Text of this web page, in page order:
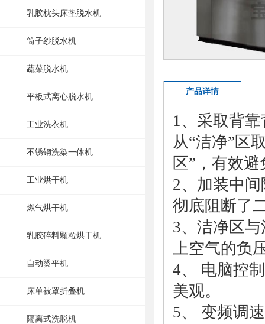
乳胶枕头床垫脱水机
筒子纱脱水机
蔬菜脱水机
平板式离心脱水机
工业洗衣机
不锈钢洗染一体机
工业烘干机
燃气烘干机
乳胶碎料颗粒烘干机
自动烫平机
床单被罩折叠机
隔离式洗脱机
产品详情
1、采取背
从“洁净”区
区”，有效
2、加装中
彻底阻断了
3、洁净区
上空气的负
4、
电脑控
美观。
5、
变频调